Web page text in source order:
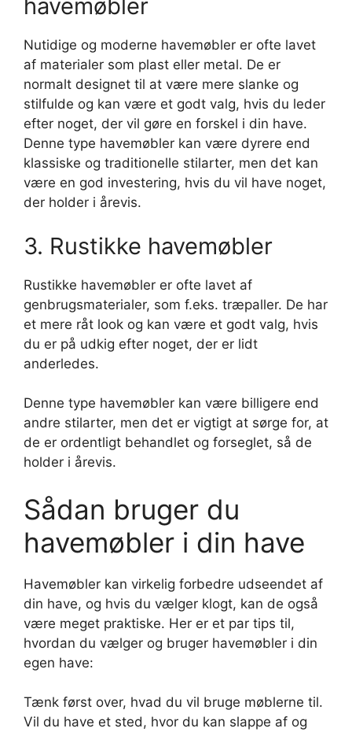
havemøbler
Nutidige og moderne havemøbler er ofte lavet
af materialer som plast eller metal. De er
normalt designet til at være mere slanke og
stilfulde og kan være et godt valg, hvis du leder
efter noget, der vil gøre en forskel i din have.
Denne type havemøbler kan være dyrere end
klassiske og traditionelle stilarter, men det kan
være en god investering, hvis du vil have noget,
der holder i årevis.
3. Rustikke havemøbler
Rustikke havemøbler er ofte lavet af
genbrugsmaterialer, som f.eks. træpaller. De har
et mere råt look og kan være et godt valg, hvis
du er på udkig efter noget, der er lidt
anderledes.
Denne type havemøbler kan være billigere end
andre stilarter, men det er vigtigt at sørge for, at
de er ordentligt behandlet og forseglet, så de
holder i årevis.
Sådan bruger du
havemøbler i din have
Havemøbler kan virkelig forbedre udseendet af
din have, og hvis du vælger klogt, kan de også
være meget praktiske. Her er et par tips til,
hvordan du vælger og bruger havemøbler i din
egen have:
Tænk først over, hvad du vil bruge møblerne til.
Vil du have et sted, hvor du kan slappe af og